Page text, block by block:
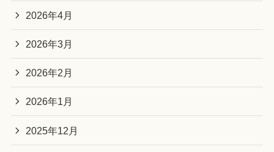
2026年4月
2026年3月
2026年2月
2026年1月
2025年12月